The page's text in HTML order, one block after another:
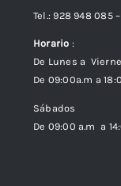
Tel.: 928 948 085
Horario :
De Lunes a
De 09:00a.m a
Sábados
De 09:00 a.m a
Política de Privacidad